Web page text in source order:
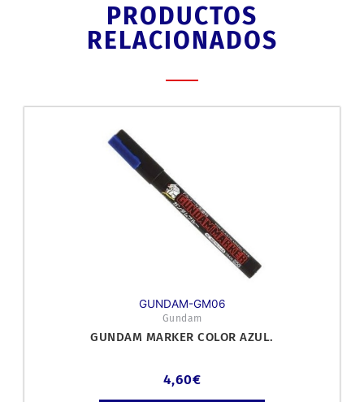
PRODUCTOS
RELACIONADOS
GUNDAM-GM06
Gundam
GUNDAM MARKER COLOR AZUL.
4,60€